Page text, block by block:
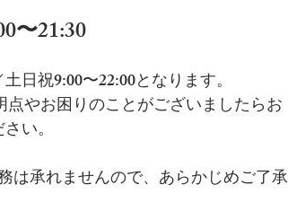
〜21:30
日祝9:00〜22:00となります。
やお困りのことがございましたらお
い。
は承れませんので、あらかじめご了承